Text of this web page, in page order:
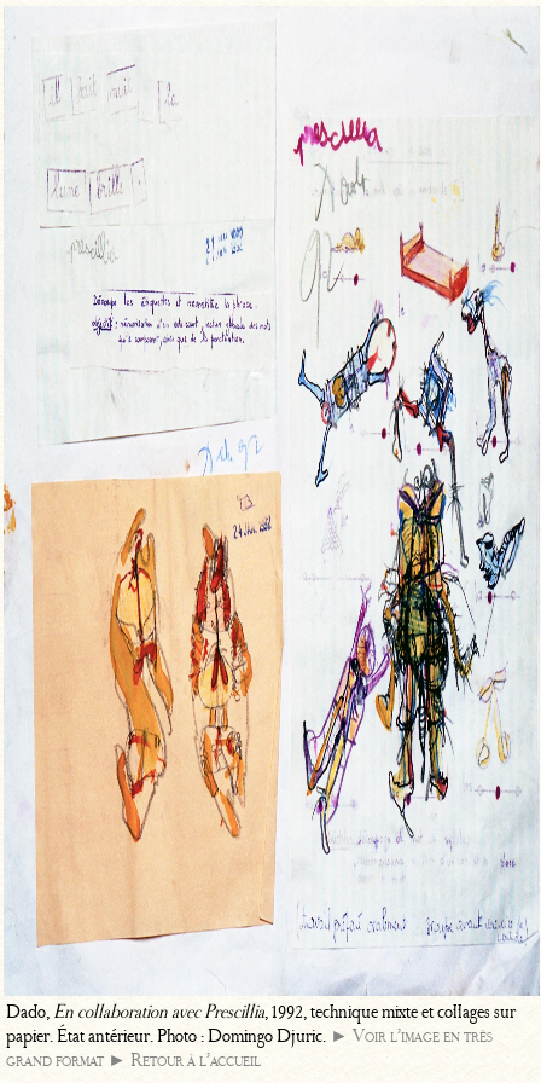
Dado, En collaboration avec Prescillia, 1992, technique mixte et collages sur
papier. État antérieur. Photo : Domingo Djuric. ► Voir l’image en très
grand format ► Retour à l’accueil